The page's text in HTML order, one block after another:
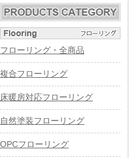
フローリング・全商品
複合フローリング
床暖房対応フローリング
自然塗装フローリング
OPCフローリング